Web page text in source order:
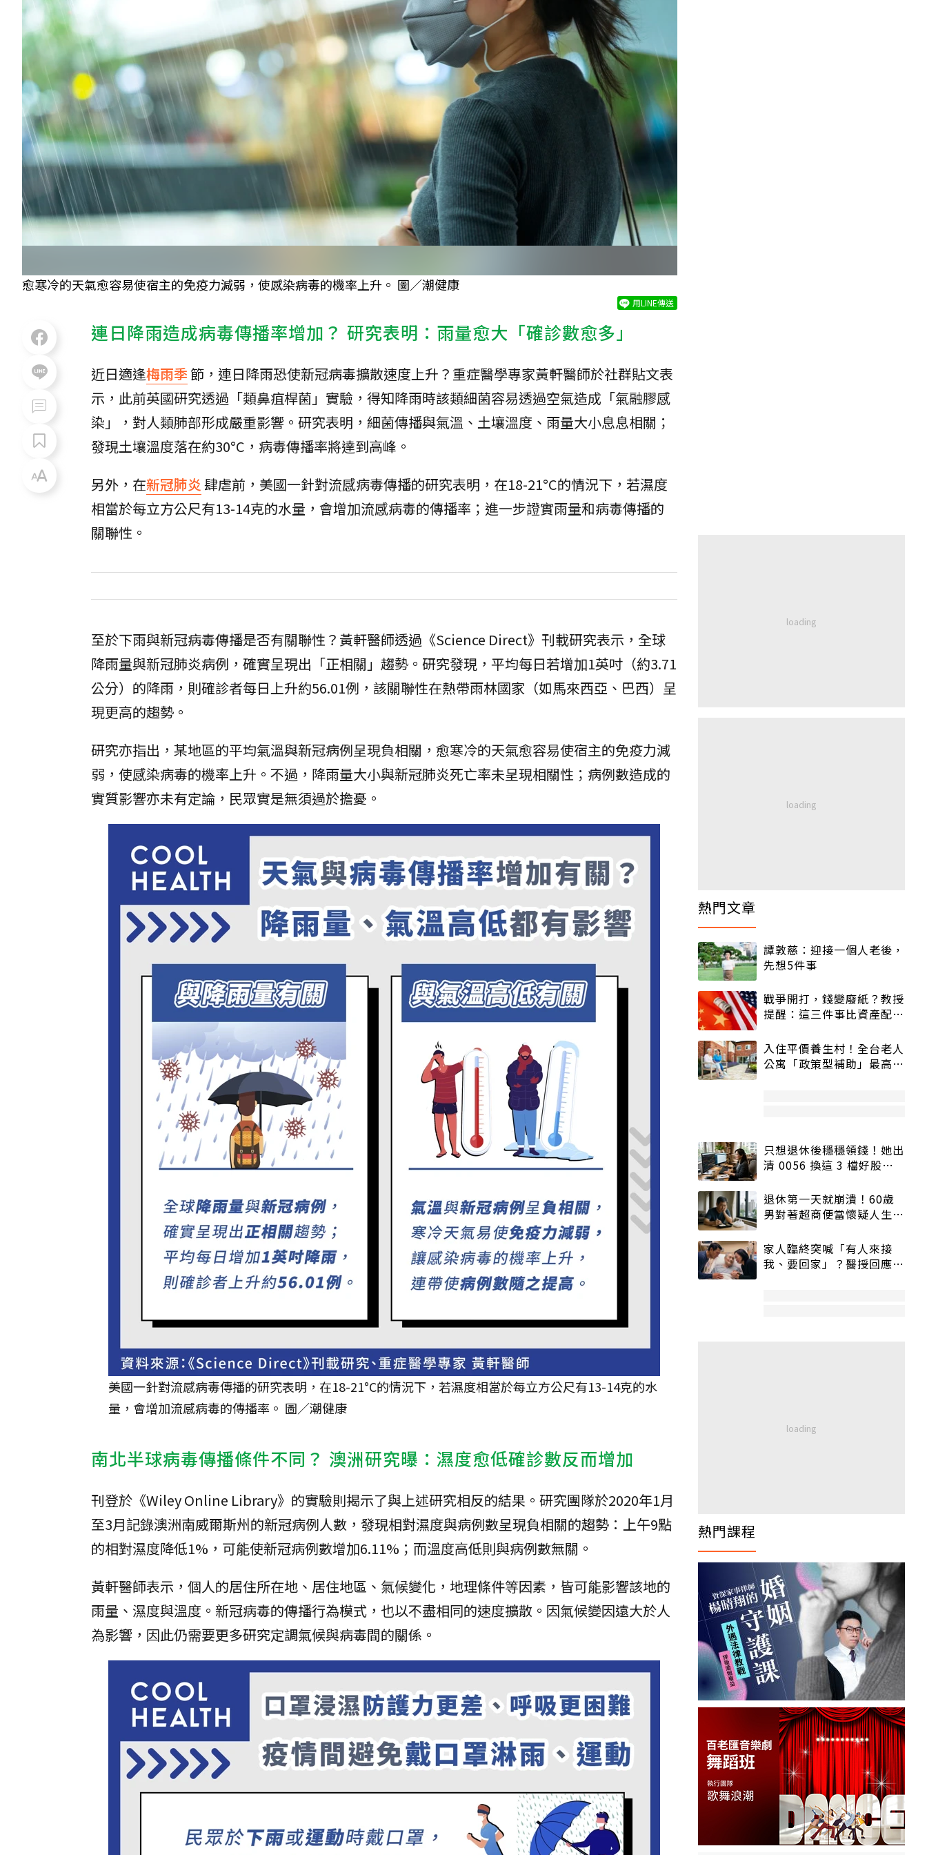
愈寒冷的天氣愈容易使宿主的免疫力減弱，使感染病毒的機率上升。 圖／潮健康
用LINE傳送
連日降雨造成病毒傳播率增加？ 研究表明：雨量愈大「確診數愈多」
近日適逢梅雨季 節，連日降雨恐使新冠病毒擴散速度上升？重症醫學專家黃軒醫師於社群貼文表
示，此前英國研究透過「類鼻疽桿菌」實驗，得知降雨時該類細菌容易透過空氣造成「氣融膠感
染」，對人類肺部形成嚴重影響。研究表明，細菌傳播與氣溫、土壤溫度、雨量大小息息相關；
發現土壤溫度落在約30°C，病毒傳播率將達到高峰。
另外，在新冠肺炎肆虐前，美國一針對流感病毒傳播的研究表明，在18-21°C的情況下，若濕度
相當於每立方公尺有13-14克的水量，會增加流感病毒的傳播率；進一步證實雨量和病毒傳播的
關聯性。
至於下雨與新冠病毒傳播是否有關聯性？黃軒醫師透過《Science Direct》刊載研究表示，全球
降雨量與新冠肺炎病例，確實呈現出「正相關」趨勢。研究發現，平均每日若增加1英吋（約3.71
公分）的降雨，則確診者每日上升約56.01例，該關聯性在熱帶雨林國家（如馬來西亞、巴西）呈
現更高的趨勢。
研究亦指出，某地區的平均氣溫與新冠病例呈現負相關，愈寒冷的天氣愈容易使宿主的免疫力減
弱，使感染病毒的機率上升。不過，降雨量大小與新冠肺炎死亡率未呈現相關性；病例數造成的
實質影響亦未有定論，民眾實是無須過於擔憂。
美國一針對流感病毒傳播的研究表明，在18-21°C的情況下，若濕度相當於每立方公尺有13-14克的水
量，會增加流感病毒的傳播率。 圖／潮健康
南北半球病毒傳播條件不同？ 澳洲研究曝：濕度愈低確診數反而增加
刊登於《Wiley Online Library》的實驗則揭示了與上述研究相反的結果。研究團隊於2020年1月
至3月記錄澳洲南威爾斯州的新冠病例人數，發現相對濕度與病例數呈現負相關的趨勢：上午9點
的相對濕度降低1%，可能使新冠病例數增加6.11%；而溫度高低則與病例數無關。
黃軒醫師表示，個人的居住所在地、居住地區、氣候變化，地理條件等因素，皆可能影響該地的
雨量、濕度與溫度。新冠病毒的傳播行為模式，也以不盡相同的速度擴散。因氣候變因遠大於人
為影響，因此仍需要更多研究定調氣候與病毒間的關係。
熱門文章
譚敦慈：迎接一個人老後，
先想5件事
戰爭開打，錢變廢紙？教授
提醒：這三件事比資產配置
入住平價養生村！全台老人
公寓「政策型補助」最高打
只想退休後穩穩領錢！她出
清 0056 換這 3 檔好股：
退休第一天就崩潰！60歲
男對著超商便當懷疑人生
家人臨終突喊「有人來接
我、要回家」？醫授回應方
熱門課程